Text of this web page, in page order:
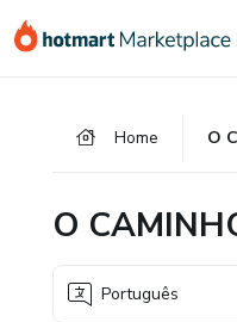
para
para
para
Home
O
Português